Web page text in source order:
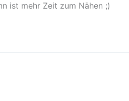
ist mehr Zeit zum Nähen ;)